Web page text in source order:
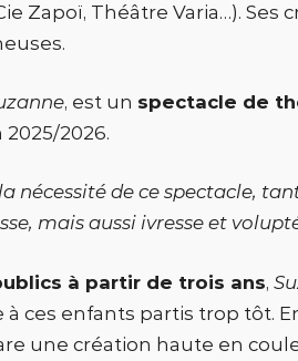
Zapoï, Théâtre Varia…).
, est un spectacle de
2026.
nécessité de ce spectacle,
mais aussi ivresse et
à partir de trois ans,
ces enfants partis trop tôt.
une création haute en